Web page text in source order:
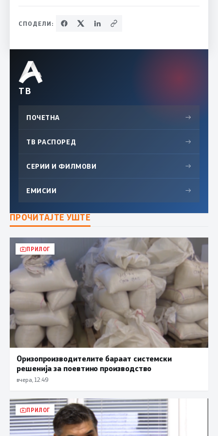
СПОДЕЛИ:
ТВ
ПОЧЕТНА →
ТВ РАСПОРЕД →
СЕРИИ И ФИЛМОВИ →
ЕМИСИИ →
ПРОЧИТАЈТЕ УШТЕ
ПРИЛОГ
Оризопроизводителите бараат системски
решенија за поевтино производство
вчера, 12:49
ПРИЛОГ